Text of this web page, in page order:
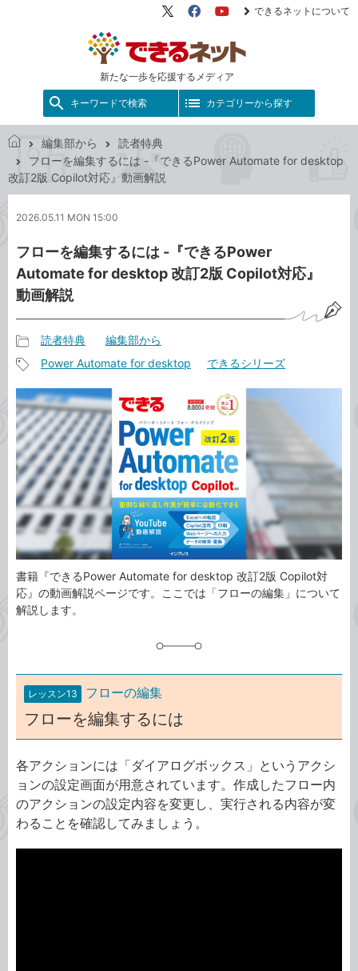
新たな一歩を応援するメディア
X（旧
FacebookYouTube
できるネットについて
キーワードで検索 カテゴリーから探す
で
き
ッ
編集部から
読者特典
フローを編集するには -『できるPower Automate for desktop
改訂2版 Copilot対応』動画解説
2026.05.11 MON 15:00
フローを編集するには -『できるPower
Automate for desktop 改訂2版 Copilot対応』
動画解説
事
カ
テ
ゴ
リ
読者特典 編集部から
事
タ
グ
Power Automate for desktop できるシリーズ
書籍『できるPower Automate for desktop 改訂2版 Copilot対
応』の動画解説ページです。ここでは「フローの編集」について
解説します。
レッスン13 フローの編集
フローを編集するには
各アクションには「ダイアログボックス」というアクシ
ョンの設定画面が用意されています。作成したフロー内
のアクションの設定内容を変更し、実行される内容が変
わることを確認してみましょう。